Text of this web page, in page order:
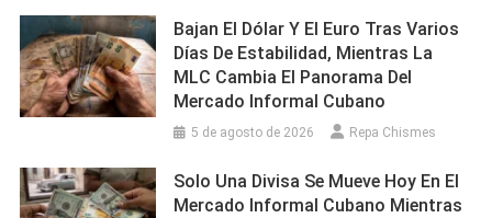
Bajan El Dólar Y El Euro Tras Varios
Días De Estabilidad, Mientras La
MLC Cambia El Panorama Del
Mercado Informal Cubano
5 de agosto de 2026 Repa Chismes
Solo Una Divisa Se Mueve Hoy En El
Mercado Informal Cubano Mientras